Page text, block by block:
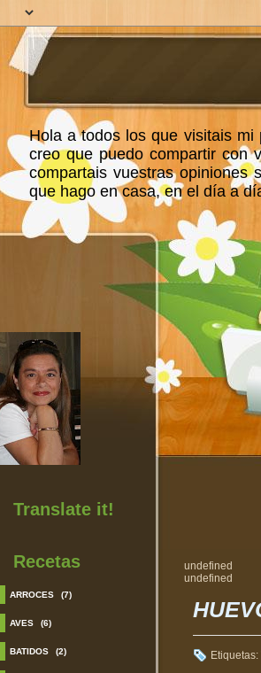
Hola a todos los que visitais
creo que puedo compartir con
compartais vuestras
que hago en casa, en el día a
Translate it!
Recetas
ARROCES (7)
AVES (6)
BATIDOS (2)
undefined
undefined
Etiquetas: